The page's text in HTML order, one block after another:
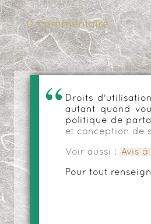
0 commentaire
Droits
autant quand
politique de
et conception de
Voir aussi : Avis
Pour tout